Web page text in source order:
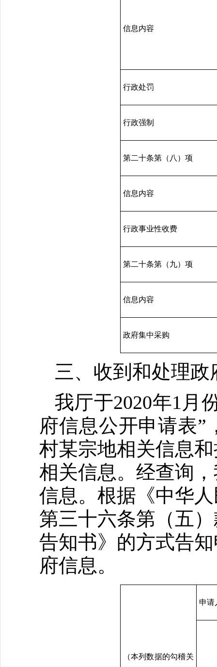
信息内容
行政处罚
行政强制
第二十条第（八）项
信息内容
行政事业性收费
第二十条第（九）项
信息内容
政府集中采购
三、收到和处理
我厅于2020年1月
府信息公开申请表
村某宗地相关信息
相关信息。经查询
信息。根据《中华
第三十六条第（五
告知书》的方式告
府信息。
（本列数据的勾稽关
申请